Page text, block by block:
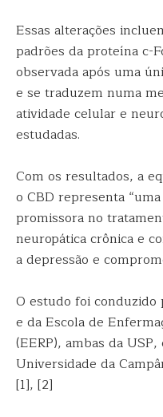
Essas alterações
padrões da proteína c-
observada após uma
e se traduzem numa
atividade celular e
estudadas.
Com os resultados, a
o CBD representa
promissora no
neuropática crônica e
a depressão e
O estudo foi conduzido
e da Escola de
(EERP), ambas da
Universidade da
[1], [2]